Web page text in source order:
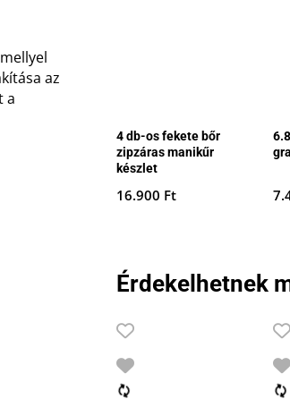
az
a
4 db-os fekete bőr
zipzáras manikűr
készlet
16.900 Ft
Érdekelhetnek